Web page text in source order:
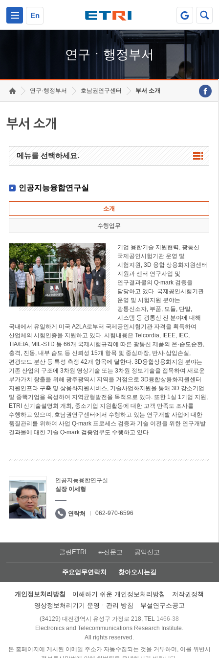
En
연구ㆍ행정부서
연구·행정부서 호남권연구센터 부서 소개
부서 소개
메뉴를 선택하세요.
인공지능융합연구실
소개
수행업무
기업 융합기술 지원협력, 광통신
국제공인시험기관 운영 및
시험지원, 3D 융합 상용화지원센터
지원과 센터 연구사업 및
연구결과물의 Q-mark 검증을
담당하고 있다. 국제공인시험기관
운영 및 시험지원 분야는
광통신소자, 부품, 모듈, 단말,
시스템 등 광통신 전 분야에 대해
국내에서 유일하게 미국 A2LA로부터 국제공인시험기관 자격을 획득하여
산업체의 시험인증을 지원하고 있다. 시험내용은 Telcordia, IEEE, IEC,
TIA/EIA, MIL-STD 등 66개 국제시험규격에 따른 광통신 제품의 온·습도순환,
충격, 진동, 내부 습도 등 신뢰성 15개 항목 및 중심파장, 반사·삽입손실,
편광모드 분산 등 특성 측정 42개 항목에 달한다. 3D융합상용화지원 분야는
기존 산업의 구조에 3차원 영상기술 또는 3차원 정보기술을 접목하여 새로운
부가가치 창출을 위해 광주광역시 지역을 거점으로 3D융합상용화지원센터
지원인프라 구축 및 상용화지원서비스, 기술사업화지원을 통해 3D 강소기업
및 중핵기업을 육성하여 지역균형발전을 목적으로 있다. 또한 1실 1기업 지원,
ETRI 신기술설명회 개최, 중소기업 지원활동에 대한 고객 만족도 조사를
수행하고 있으며, 호남권연구센터에서 수행하고 있는 연구개발 사업에 대한
품질관리를 위하여 사업 Q-mark 프로세스 검증과 기술 이전을 위한 연구개발
결과물에 대한 기술 Q-mark 검증업무도 수행하고 있다.
인공지능융합연구실
실장 이세형
연락처 062-970-6596
클린ETRI e-신문고 공익신고
주요업무연락처 찾아오시는길
개인정보처리방침 이해하기 쉬운 개인정보처리방침
저작권정책
영상정보처리기기 운영ㆍ관리 방침
부설연구소공고
(34129) 대전광역시 유성구 가정로 218, TEL 1466-38
Electronics and Telecommunications Research Institute.
All rights reserved.
본 홈페이지에 게시된 이메일 주소가 자동수집되는 것을 거부하며, 이를 위반시